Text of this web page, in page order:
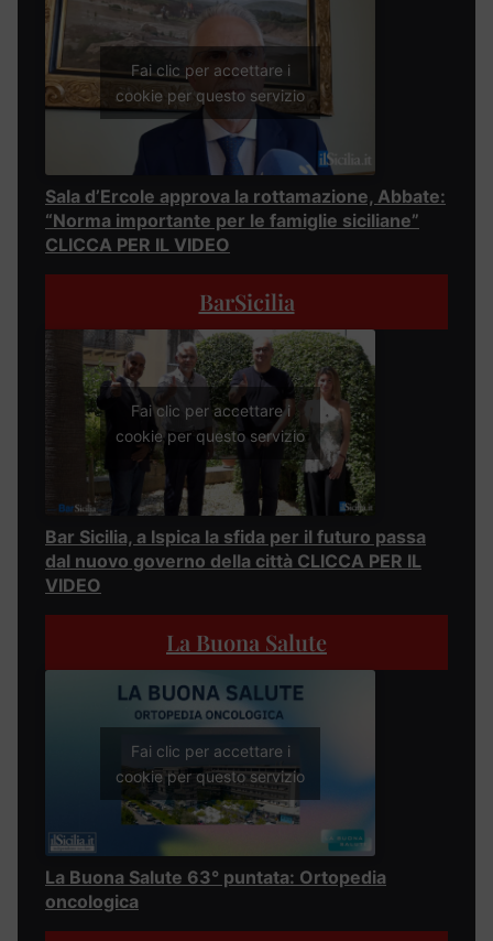
Fai clic per accettare i
cookie per questo servizio
Sala d’Ercole approva la rottamazione, Abbate:
“Norma importante per le famiglie siciliane”
CLICCA PER IL VIDEO
BarSicilia
Fai clic per accettare i
cookie per questo servizio
Bar Sicilia, a Ispica la sfida per il futuro passa
dal nuovo governo della città CLICCA PER IL
VIDEO
La Buona Salute
Fai clic per accettare i
cookie per questo servizio
La Buona Salute 63° puntata: Ortopedia
oncologica